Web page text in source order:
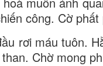
công. Cờ
rơi máu tuôn.
Chờ mong